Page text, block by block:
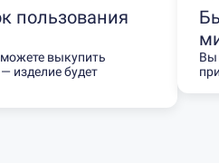
пользования
выкупить
изделие будет
Вы